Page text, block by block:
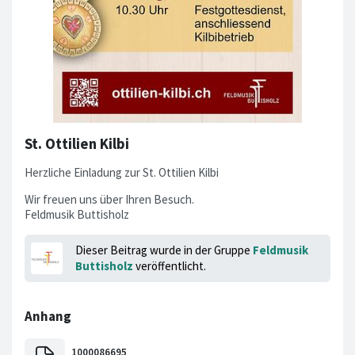
St. Ottilien Kilbi
Herzliche Einladung zur St. Ottilien Kilbi
Wir freuen uns über Ihren Besuch.
Feldmusik Buttisholz
Dieser Beitrag wurde in der Gruppe Feldmusik
Buttisholz veröffentlicht.